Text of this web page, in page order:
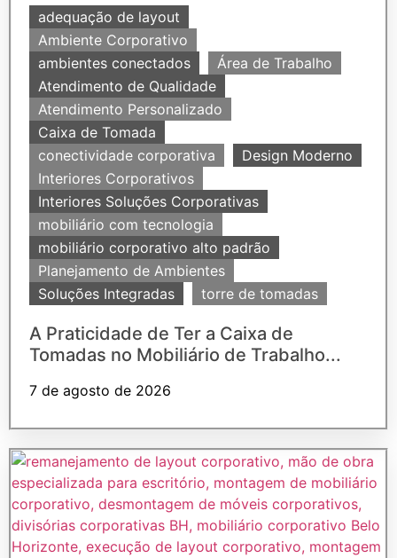
adequação de layout
Ambiente Corporativo
ambientes conectados
Área de Trabalho
Atendimento de Qualidade
Atendimento Personalizado
Caixa de Tomada
conectividade corporativa
Design Moderno
Interiores Corporativos
Interiores Soluções Corporativas
mobiliário com tecnologia
mobiliário corporativo alto padrão
Planejamento de Ambientes
Soluções Integradas
torre de tomadas
A Praticidade de Ter a Caixa de
Tomadas no Mobiliário de Trabalho...
7 de agosto de 2026